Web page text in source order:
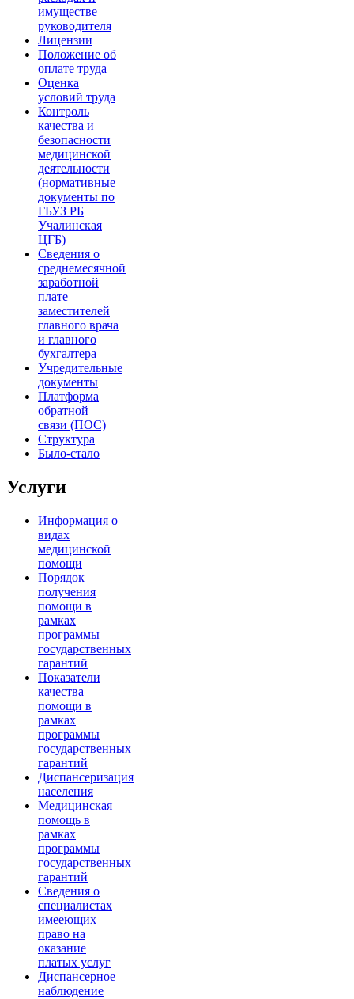
имуществе
руководителя
Лицензии
Положение об
оплате труда
Оценка
условий труда
Контроль
качества и
безопасности
медицинской
деятельности
(нормативные
документы по
ГБУЗ РБ
Учалинская
ЦГБ)
Сведения о
среднемесячной
заработной
плате
заместителей
главного врача
и главного
бухгалтера
Учредительные
документы
Платформа
обратной
связи (ПОС)
Структура
Было-стало
Услуги
Информация о
видах
медицинской
помощи
Порядок
получения
помощи в
рамках
программы
государственных
гарантий
Показатели
качества
помощи в
рамках
программы
государственных
гарантий
Диспансеризация
населения
Медицинская
помощь в
рамках
программы
государственных
гарантий
Сведения о
специалистах
имееющих
право на
оказание
платых услуг
Диспансерное
наблюдение